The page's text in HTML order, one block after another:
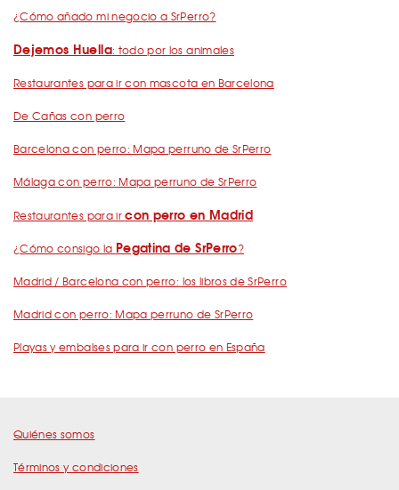
¿Cómo añado mi negocio a SrPerro?
Dejemos Huella: todo por los animales
Restaurantes para ir con mascota en Barcelona
De Cañas con perro
Barcelona con perro: Mapa perruno de SrPerro
Málaga con perro: Mapa perruno de SrPerro
Restaurantes para ircon perro en Madrid
¿Cómo consigo la Pegatina de SrPerro?
Madrid / Barcelona con perro: los libros de SrPerro
Madrid con perro: Mapa perruno de SrPerro
Playas y embalses para ir con perro en España
Quiénes somos
Términos y condiciones